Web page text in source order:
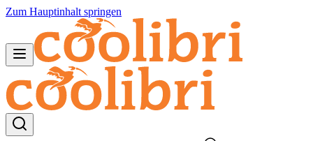
Zum Hauptinhalt springen